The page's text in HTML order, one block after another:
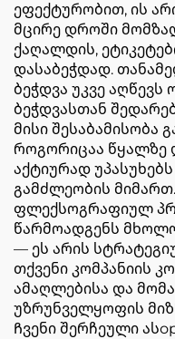
ეფექტურობით, ის
მცირე დროში
ქაღალდის,
დასაბეჭდად.
ბეჭდვა უკვე
ბეჭდვასთან
მისი შესაბამისობა
როგორიცაა წყალზე
აქტიურად
გამძლეობის
ფლექსოგრაფიულ
წარმოადგენს
— ეს არის
თქვენი კომპანიის
ამაღლებისა და
უზრუნველყოფის
Ჩვენი შერჩეული